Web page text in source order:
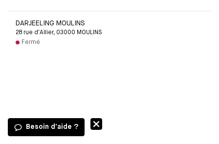
DARJEELING MOULINS
28 rue d'Allier, 03000 MOULINS
Fermé
En savoir plus
Itinéraire
Besoin d'aide ?